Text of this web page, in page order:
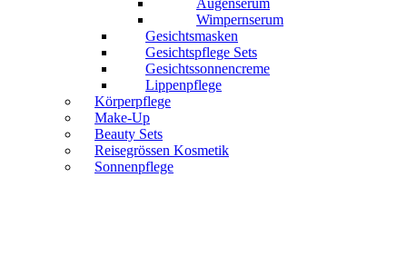
Augenserum
Wimpernserum
Gesichtsmasken
Gesichtspflege Sets
Gesichtssonnencreme
Lippenpflege
Körperpflege
Make-Up
Beauty Sets
Reisegrössen Kosmetik
Sonnenpflege